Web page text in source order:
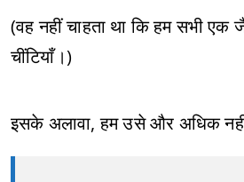
(वह नहीं चाहता था कि हम सभी
चींटियाँ।)
इसके अलावा, हम उसे और अधिक